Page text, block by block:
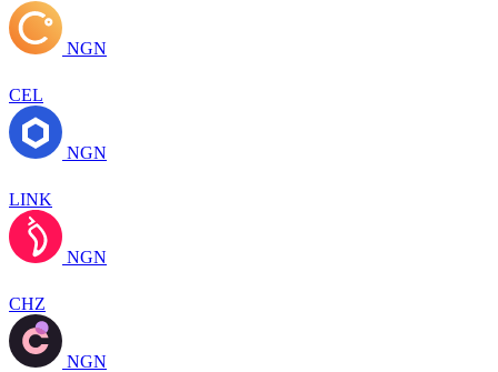
NGN
CEL
NGN
LINK
NGN
CHZ
NGN